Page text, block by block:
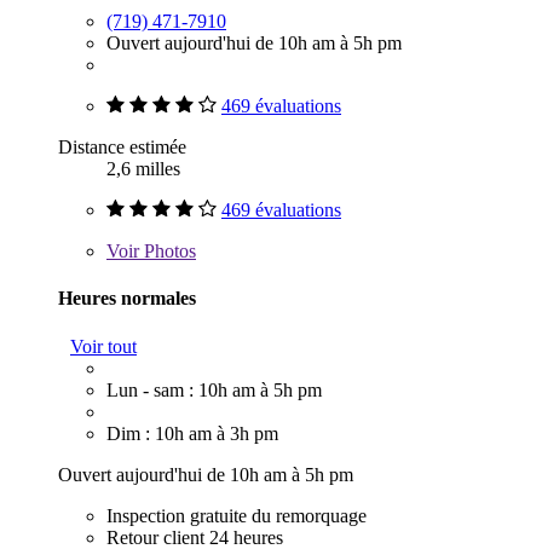
(719) 471-7910
Ouvert aujourd'hui de 10h am à 5h pm
469 évaluations
Distance estimée
2,6 milles
469 évaluations
VoirPhotos
Heures normales
Voir tout
Lun - sam : 10h am à 5h pm
Dim : 10h am à 3h pm
Ouvert aujourd'hui de 10h am à 5h pm
Inspection gratuite du remorquage
Retour client 24 heures